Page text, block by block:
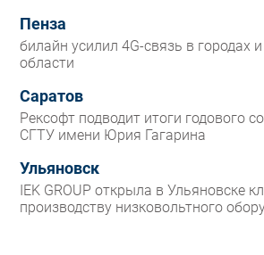
Пенза
билайн усилил 4G-связь в городах
области
Саратов
Рексофт подводит итоги годового
СГТУ имени Юрия Гагарина
Ульяновск
IEK GROUP открыла в Ульяновске
производству низковольтного